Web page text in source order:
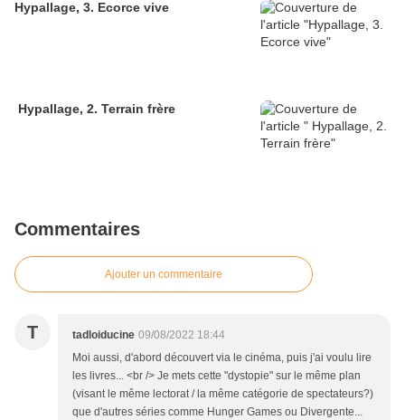
Hypallage, 3. Ecorce vive
Hypallage, 2. Terrain frère
Commentaires
Ajouter un commentaire
T tadloiducine 09/08/2022 18:44
Moi aussi, d'abord découvert via le cinéma, puis j'ai voulu lire
les livres... <br /> Je mets cette "dystopie" sur le même plan
(visant le même lectorat / la même catégorie de spectateurs?)
que d'autres séries comme Hunger Games ou Divergente...